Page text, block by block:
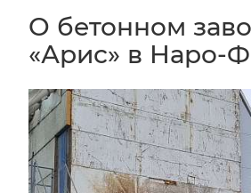
О бетонном
«Арис» в Наро-